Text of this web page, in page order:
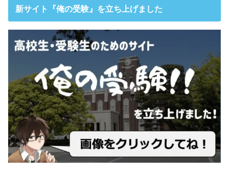
新サイト『俺の受験』を立ち上げました